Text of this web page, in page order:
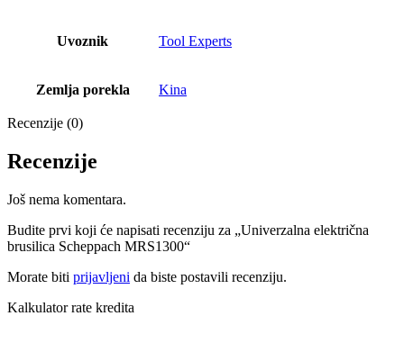
Uvoznik Tool Experts
Zemlja porekla Kina
Recenzije (0)
Recenzije
Još nema komentara.
Budite prvi koji će napisati recenziju za „Univerzalna električna
brusilica Scheppach MRS1300“
Morate biti prijavljeni da biste postavili recenziju.
Kalkulator rate kredita